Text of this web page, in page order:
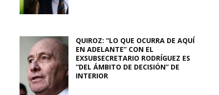
QUIROZ: “LO QUE OCURRA DE AQUÍ
EN ADELANTE” CON EL
EXSUBSECRETARIO RODRÍGUEZ ES
“DEL ÁMBITO DE DECISIÓN” DE
INTERIOR